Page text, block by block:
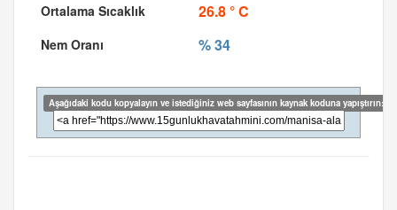
26.8 ° C
% 34
Aşağıdaki kodu kopyalayın ve istediğiniz web sayfasının kaynak koduna yapıştırın: